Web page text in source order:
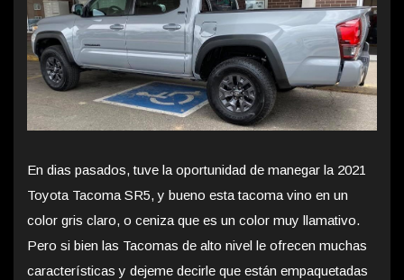
En dias pasados, tuve la oportunidad de manegar la 2021
Toyota Tacoma SR5, y bueno esta tacoma vino en un
color gris claro, o ceniza que es un color muy llamativo.
Pero si bien las Tacomas de alto nivel le ofrecen muchas
características y dejeme decirle que están empaquetadas